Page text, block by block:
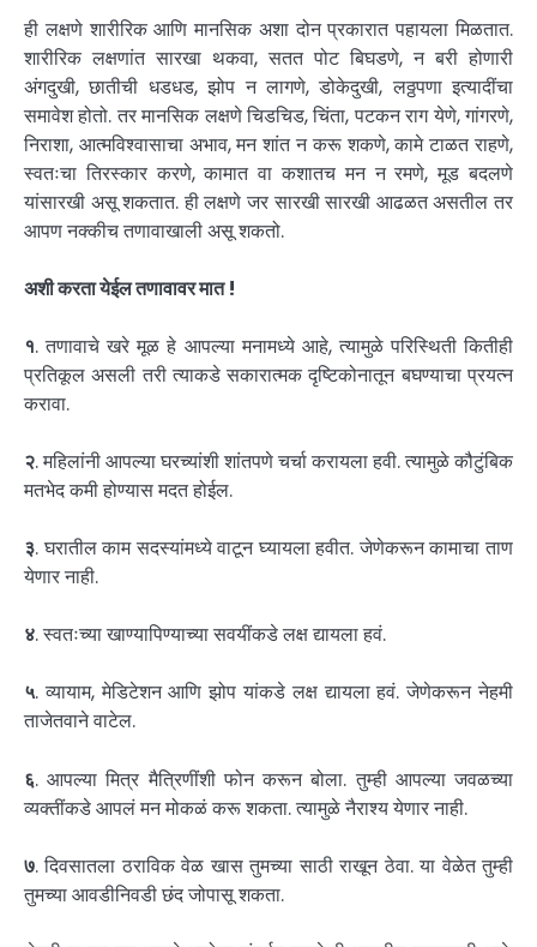
ही लक्षणे शारीरिक आणि मानसिक अशा दोन प्रकारात पहायला मिळतात.
शारीरिक लक्षणांत सारखा थकवा, सतत पोट बिघडणे, न बरी होणारी
अंगदुखी, छातीची धडधड, झोप न लागणे, डोकेदुखी, लठ्ठपणा इत्यादींचा
समावेश होतो. तर मानसिक लक्षणे चिडचिड, चिंता, पटकन राग येणे, गांगरणे,
निराशा, आत्मविश्वासाचा अभाव, मन शांत न करू शकणे, कामे टाळत राहणे,
स्वतःचा तिरस्कार करणे, कामात वा कशातच मन न रमणे, मूड बदलणे
यांसारखी असू शकतात. ही लक्षणे जर सारखी सारखी आढळत असतील तर
आपण नक्कीच तणावाखाली असू शकतो.
अशी करता येईल तणावावर मात !
१. तणावाचे खरे मूळ हे आपल्या मनामध्ये आहे, त्यामुळे परिस्थिती कितीही
प्रतिकूल असली तरी त्याकडे सकारात्मक दृष्टिकोनातून बघण्याचा प्रयत्न
करावा.
२. महिलांनी आपल्या घरच्यांशी शांतपणे चर्चा करायला हवी. त्यामुळे कौटुंबिक
मतभेद कमी होण्यास मदत होईल.
३. घरातील काम सदस्यांमध्ये वाटून घ्यायला हवीत. जेणेकरून कामाचा ताण
येणार नाही.
४. स्वतःच्या खाण्यापिण्याच्या सवयींकडे लक्ष द्यायला हवं.
५. व्यायाम, मेडिटेशन आणि झोप यांकडे लक्ष द्यायला हवं. जेणेकरून नेहमी
ताजेतवाने वाटेल.
६. आपल्या मित्र मैत्रिणींशी फोन करून बोला. तुम्ही आपल्या जवळच्या
व्यक्तींकडे आपलं मन मोकळं करू शकता. त्यामुळे नैराश्य येणार नाही.
७. दिवसातला ठराविक वेळ खास तुमच्या साठी राखून ठेवा. या वेळेत तुम्ही
तुमच्या आवडीनिवडी छंद जोपासू शकता.